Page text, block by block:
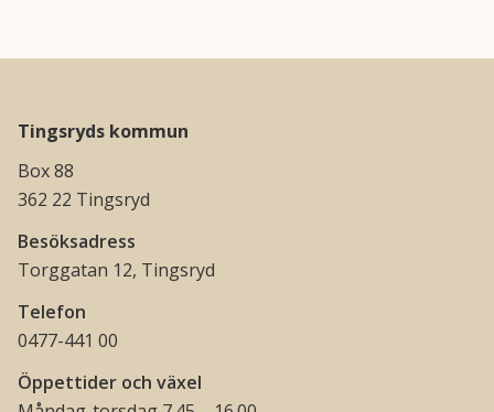
Tingsryds kommun
Box 88
362 22 Tingsryd
Besöksadress
Torggatan 12, Tingsryd
Telefon
0477-441 00
Öppettider och växel